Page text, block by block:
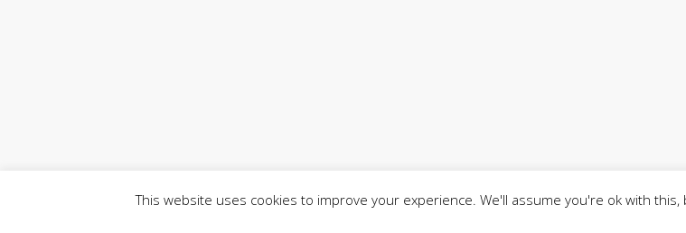
This website uses cookies to improve your experience. We'll assume you're ok with